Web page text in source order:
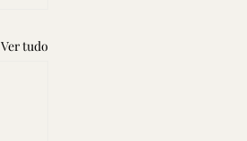
Ver tudo